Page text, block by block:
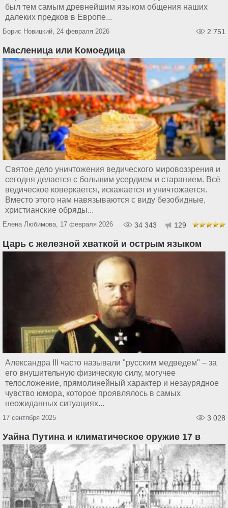
был тем самым древнейшим языком общения наших
далеких предков в Европе...
Борис Новицкий, 24 февраля 2026 2 751
Масленица или Комоедица
Святое дело уничтожения ведического мировоззрения и
сегодня делается с большим усердием и старанием. Всё
ведическое коверкается, искажается и уничтожается.
Вместо этого нам навязываются с виду безобидные,
христианские обряды...
Елена Любимова, 17 февраля 2026 34 343 129
Царь с железной хваткой и острым языком
Александра III часто называли "русским медведем" – за
его внушительную физическую силу, могучее
телосложение, прямолинейный характер и незаурядное
чувство юмора, которое проявлялось в самых
неожиданных ситуациях...
17 сентября 2025 3 028
Уайна Путина и климатическое оружие 17 в